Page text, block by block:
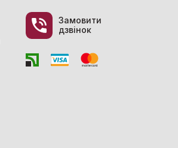
Замовити
дзвінок